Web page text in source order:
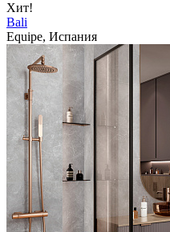
Хит!
Bali
Equipe, Испания